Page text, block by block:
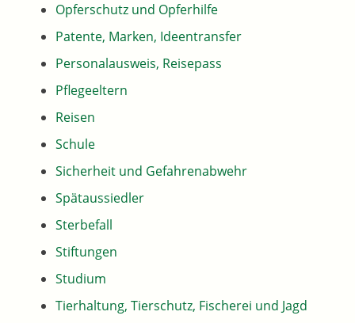
Opferschutz und Opferhilfe
Patente, Marken, Ideentransfer
Personalausweis, Reisepass
Pflegeeltern
Reisen
Schule
Sicherheit und Gefahrenabwehr
Spätaussiedler
Sterbefall
Stiftungen
Studium
Tierhaltung, Tierschutz, Fischerei und Jagd